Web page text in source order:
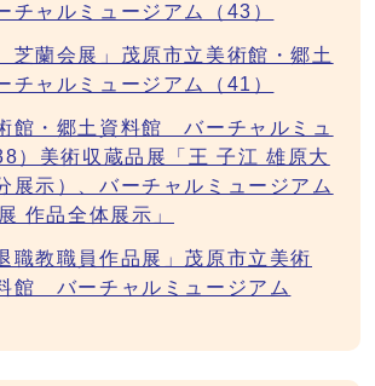
ャルミュージアム（43）
芝蘭会展」茂原市立美術館・郷土
ャルミュージアム（41）
館・郷土資料館 バーチャルミュ
）美術収蔵品展「王 子江 雄原大
展示）、バーチャルミュージアム
作品全体展示」
職教職員作品展」茂原市立美術
館 バーチャルミュージアム